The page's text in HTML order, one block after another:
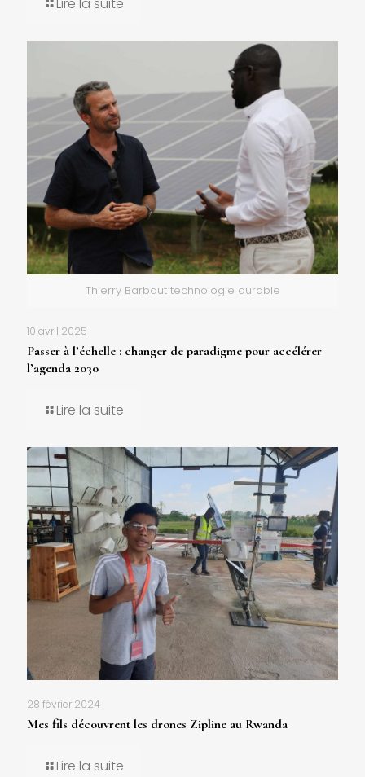
Thierry Barbaut technologie durable
10 avril 2025
Passer à l’échelle : changer de paradigme pour accélérer
l’agenda 2030
Lire la suite
28 février 2024
Mes fils découvrent les drones Zipline au Rwanda
Lire la suite